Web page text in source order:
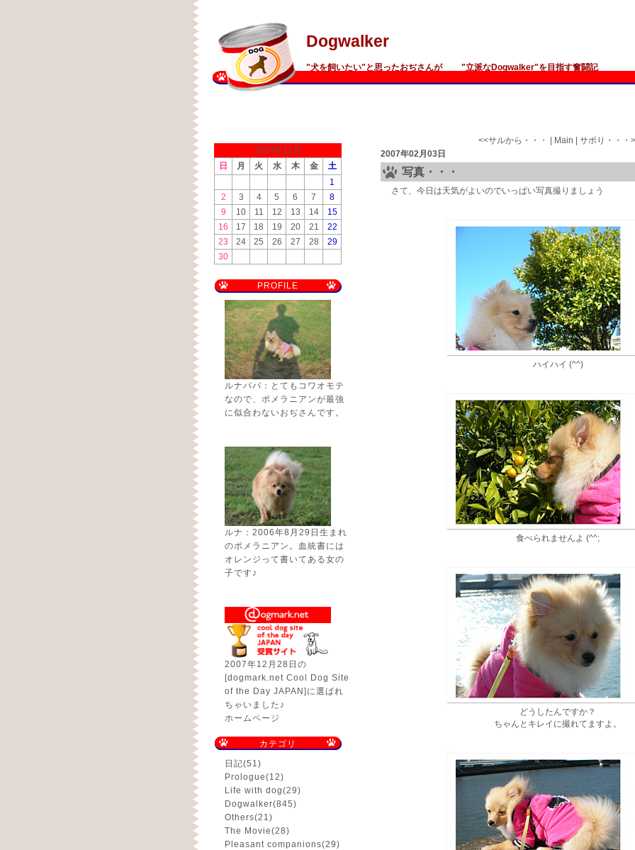
Dogwalker
"犬を飼いたい"と思ったおぢさんが "立派なDogwalker"を目指す奮闘記
2014年11月
日
月 火 水 木 金
土
1
2
3 4 5 6 7
8
9
10 11 12 13 14
15
16
17 18 19 20 21
22
23
24 25 26 27 28
29
30
PROFILE
ルナパパ：とてもコワオモテ
なので、ポメラニアンが最強
に似合わないおぢさんです。
ルナ：2006年8月29日生まれ
のポメラニアン。血統書には
オレンジって書いてある女の
子です♪
2007年12月28日の
[dogmark.net Cool Dog Site
of the Day JAPAN]に選ばれ
ちゃいました♪
ホームページ
カテゴリ
日記(51)
Prologue(12)
Life with dog(29)
Dogwalker(845)
Others(21)
The Movie(28)
Pleasant companions(29)
<<サルから・・・ Main サボり・・・
2007年02月03日
写真・・・
さて、今日は天気がよいのでいっぱい写真撮りましょう
ハイハイ (^^)
食べられませんよ (^^;
どうしたんですか？
ちゃんとキレイに撮れてますよ。